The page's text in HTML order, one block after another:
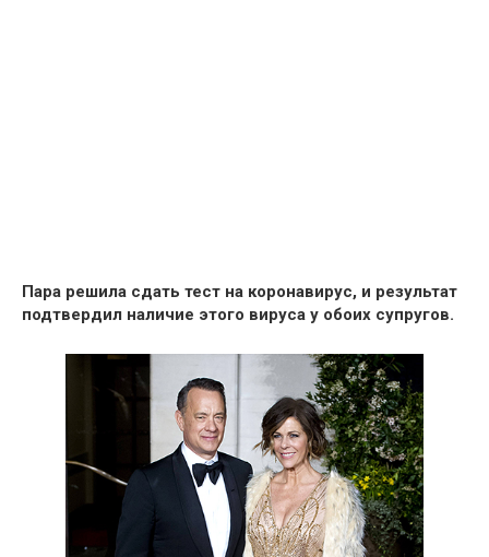
Пара решила сдать тест на коронавирус, и результат
подтвердил наличие этого вируса у обоих супругов.